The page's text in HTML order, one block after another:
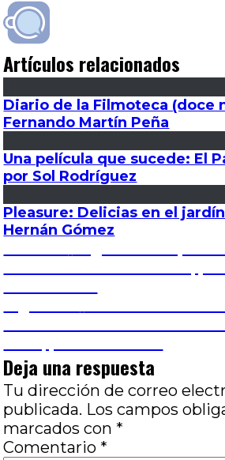
Artículos relacionados
Diario de la Filmoteca (doce
Fernando Martín Peña
Una película que sucede: El
por Sol Rodríguez
Pleasure: Delicias en el
Hernán Gómez
Navegación
de
entradas
Deja una respuesta
Tu dirección de correo
publicada. Los campos
marcados con *
Comentario *